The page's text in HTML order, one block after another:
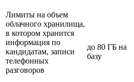
Лимиты на объем
облачного хранилища,
в котором хранится
информация по
кандидатам, записи
телефонных
разговоров
до 80 ГБ на
базу